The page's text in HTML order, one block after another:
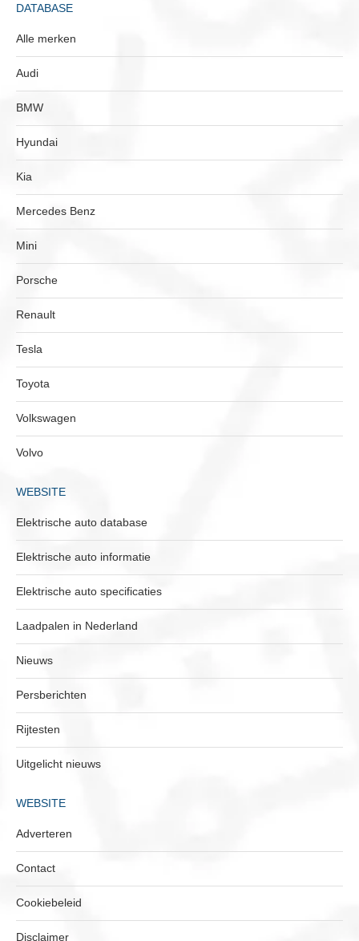
DATABASE
Alle merken
Audi
BMW
Hyundai
Kia
Mercedes Benz
Mini
Porsche
Renault
Tesla
Toyota
Volkswagen
Volvo
WEBSITE
Elektrische auto database
Elektrische auto informatie
Elektrische auto specificaties
Laadpalen in Nederland
Nieuws
Persberichten
Rijtesten
Uitgelicht nieuws
WEBSITE
Adverteren
Contact
Cookiebeleid
Disclaimer